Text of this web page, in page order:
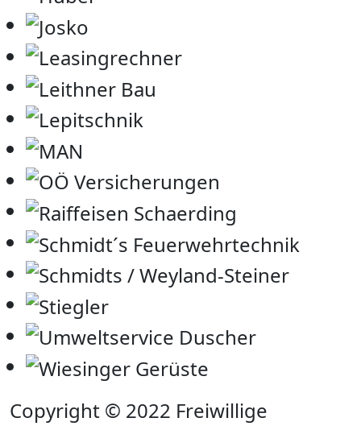
Copyright © 2022 Freiwillige